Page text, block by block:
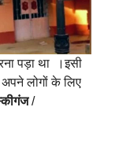
पड़ा था ।इसी
लोगों के लिए
/